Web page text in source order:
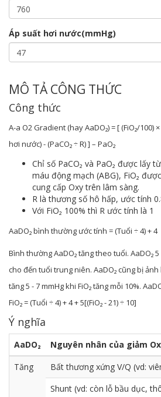
Áp suất hơi nước(mmHg)
MÔ TẢ CÔNG THỨC
Công thức
A-a O2 Gradient (hay AaDO₂) = [ (FiO₂/100)
hơi nước) - (PaCO₂ ÷ R) ] – PaO₂
Chỉ số PaCO₂ và PaO₂ được lấy
máu động mạch (ABG), FiO₂
cung cấp Oxy trên lâm sàng.
R là thương số hô hấp, ước tính
Với FiO₂ 100% thì R ước tính là 1
AaDO₂ bình thường ước tính = (Tuổi ÷ 4) + 4
Bình thường AaDO₂ tăng theo tuổi. AaDO₂
cho đến tuổi trung niên. AaDO₂ cũng bị ảnh
tăng 5 - 7 mmHg khi FiO₂ tăng mỗi 10%.
FiO₂ = (Tuổi ÷ 4) + 4 + 5[(FiO₂ - 21) ÷ 10]
Ý nghĩa
AaDO₂
Nguyên nhân của giảm
Tăng
Bất thương xứng V/Q (vd:
Shunt (vd: còn lỗ bầu dục,